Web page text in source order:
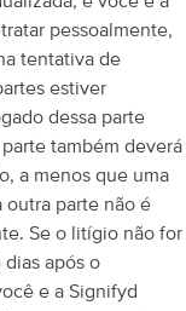
pessoalmente,
tentativa de
estiver
dessa parte
também deverá
a menos que uma
outra parte não é
Se o litígio não for
dias após o
e a Signifyd